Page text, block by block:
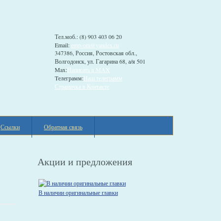
Тел.моб.: (8) 903 403 06 20
Email: emp-om@yandex.ru
347386, Россия, Ростовская обл.,
Волгодонск, ул. Гагарина 68, а/я 501
Max:Написать в MAX
Tелеграмм:Наш телеграмм
Страничка в Контакте
Ссылки Обратная связь
Акции и предложения
В наличии оригинальные главки